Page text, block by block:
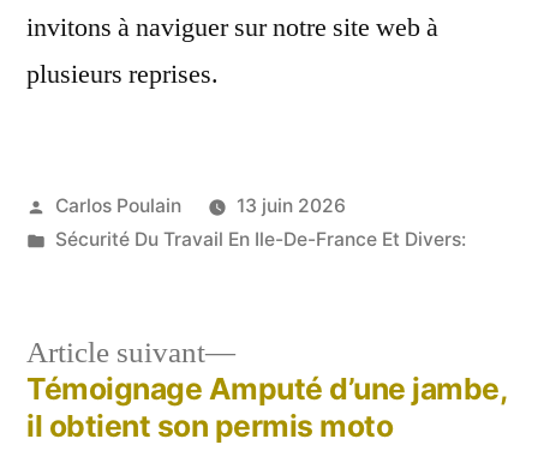
invitons à naviguer sur notre site web à
plusieurs reprises.
Publié
par
Carlos Poulain
13 juin 2026
Publié
Sécurité Du Travail En Ile-De-France Et Divers:
Navigation
Article suivant
Article
suivant :
Témoignage Amputé d’une jambe,
il obtient son permis moto